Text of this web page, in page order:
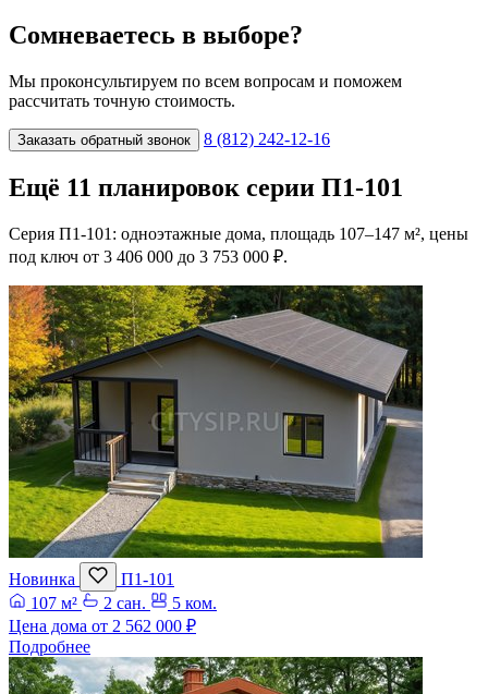
Сомневаетесь в выборе?
Мы проконсультируем по всем вопросам и поможем
рассчитать точную стоимость.
Заказать обратный звонок 8 (812) 242-12-16
Ещё 11 планировок серии П1-101
Серия П1-101: одноэтажные дома, площадь 107–147 м², цены
под ключ от 3 406 000 до 3 753 000 ₽.
Новинка
П1-101
107 м²
2 сан.
5 ком.
Цена дома от 2 562 000 ₽
Подробнее